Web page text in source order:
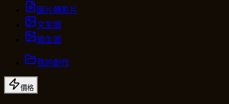
圖片轉影片
文生圖
圖生圖
我的創作
價格